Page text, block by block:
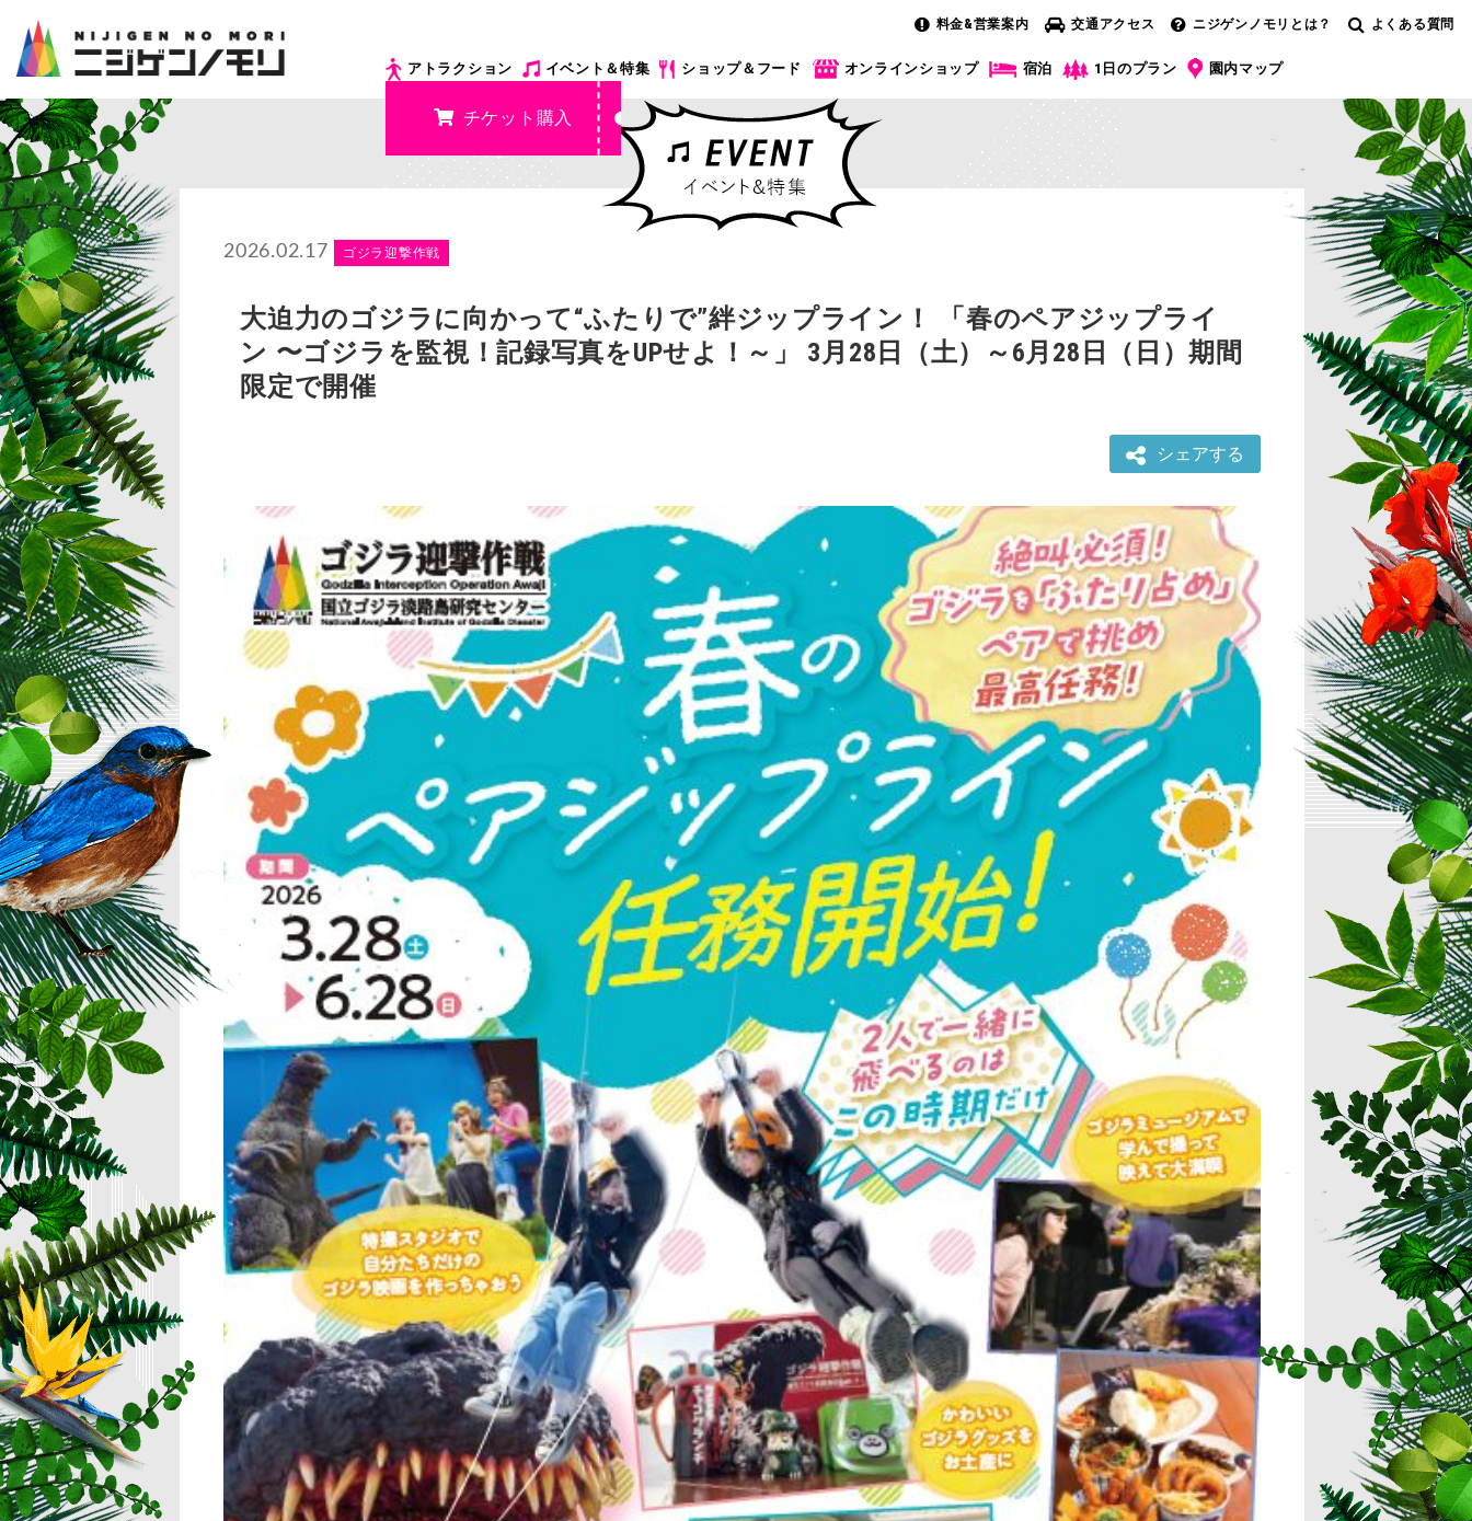
料金&営業案内 交通アクセス ニジゲンノモリとは？ よくある質問
アトラクション イベント＆特集 ショップ＆フード オンラインショップ 宿泊 1日のプラン 園内マップ
チケット購入
2026.02.17 ゴジラ迎撃作戦
大迫力のゴジラに向かって“ふたりで”絆ジップライン！ 「春のペアジップライ
ン 〜ゴジラを監視！記録写真をUPせよ！～」 3月28日（土）～6月28日（日）期間
限定で開催
シェアする